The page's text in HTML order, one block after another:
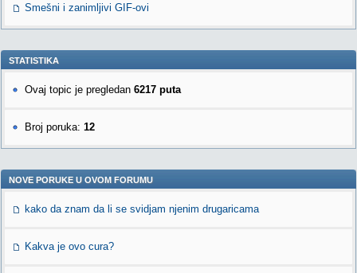
Smešni i zanimljivi GIF-ovi
STATISTIKA
Ovaj topic je pregledan 6217 puta
Broj poruka: 12
NOVE PORUKE U OVOM FORUMU
kako da znam da li se svidjam njenim drugaricama
Kakva je ovo cura?